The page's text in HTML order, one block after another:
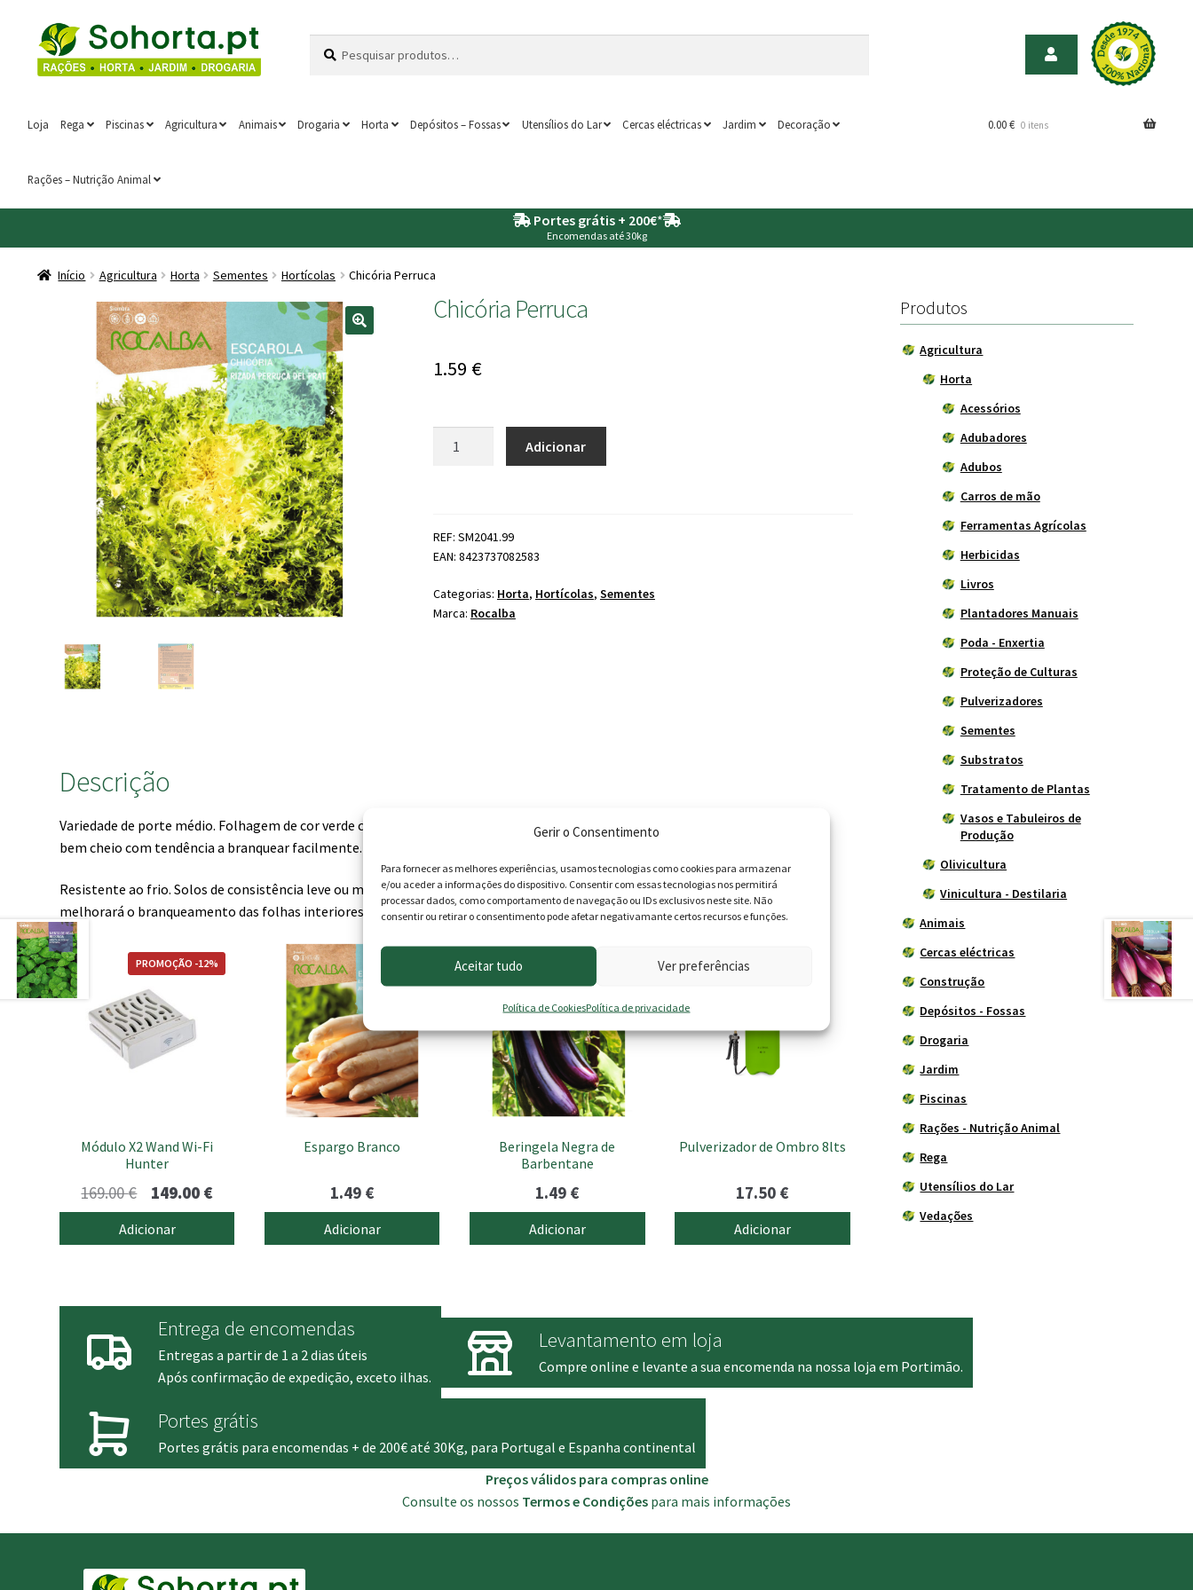
Gerir o Consentimento
Para fornecer as melhores experiências, usamos tecnologias como cookies para armazenar
e/ou aceder a informações do dispositivo. Consentir com essas tecnologias nos permitirá
processar dados, como comportamento de navegação ou IDs exclusivos neste site. Não
consentir ou retirar o consentimento pode afetar negativamante certos recursos e funções.
Aceitar tudo Ver preferências
Política de CookiesPolítica de privacidade
Ir
para
a
Saltar
para
o
por:
Loja Rega Piscinas Agricultura Animais Drogaria Horta Depósitos – Fossas Utensílios do Lar Cercas eléctricas Jardim Decoração
Rações – Nutrição Animal
0.00€ 0 itens
Portes grátis + 200€*
Encomendas até 30kg
Início Agricultura Horta Sementes Hortícolas Chicória Perruca
Chicória Perruca
1.59 €
Adicionar
REF: SM2041.99
EAN: 8423737082583
Categorias: Horta, Hortícolas, Sementes
Marca: Rocalba
Descrição
Variedade de porte médio. Folhagem de cor verde claro, de largura média (20 mm), com lados finos e muito frisados e o coração
bem cheio com tendência a branquear facilmente.
Resistente ao frio. Solos de consistência leve ou média, ricos em substância orgânica . Amarrando ou cobrindo as plantas,
melhorará o branqueamento das folhas interiores (duração: 2-3 semanas).
Módulo X2 Wand Wi-Fi
Hunter
PROMOÇÃO -12%
169.00€
preço
original
149.00 €O
preço
atual
Adicionar
Espargo Branco
1.49 €
Adicionar
Beringela Negra de
Barbentane
1.49 €
Adicionar
Pulverizador de Ombro 8lts
17.50 €
Adicionar
Produtos
Agricultura
Horta
Acessórios
Adubadores
Adubos
Carros de mão
Ferramentas Agrícolas
Herbicidas
Livros
Plantadores Manuais
Poda - Enxertia
Proteção de Culturas
Pulverizadores
Sementes
Substratos
Tratamento de Plantas
Vasos e Tabuleiros de
Produção
Olivicultura
Vinicultura - Destilaria
Animais
Cercas eléctricas
Construção
Depósitos - Fossas
Drogaria
Jardim
Piscinas
Rações - Nutrição Animal
Rega
Utensílios do Lar
Vedações
Entrega de encomendas
Entregas a partir de 1 a 2 dias úteis
Após confirmação de expedição, exceto ilhas.
Levantamento em loja
Compre online e levante a sua encomenda na nossa loja em Portimão.
Portes grátis
Portes grátis para encomendas + de 200€ até 30Kg, para Portugal e Espanha continental
Preços válidos para compras online
Consulte os nossos Termos e Condições para mais informações